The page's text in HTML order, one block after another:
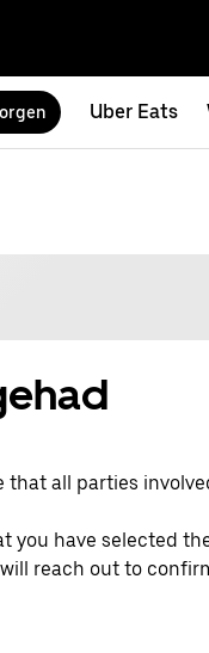
Uber Eats
all parties
you have selected
reach out to